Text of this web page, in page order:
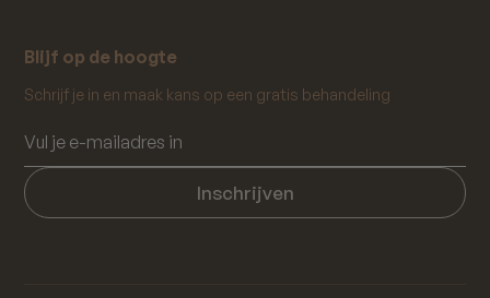
Blijf op de hoogte
Schrijf je in en maak kans op een gratis behandeling